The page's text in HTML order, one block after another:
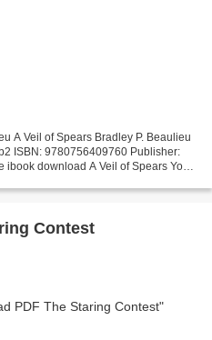
A Veil of Spears Bradley P. Beaulieu
ISBN: 9780756409760 Publisher:
ibook download A Veil of Spears You
Contest